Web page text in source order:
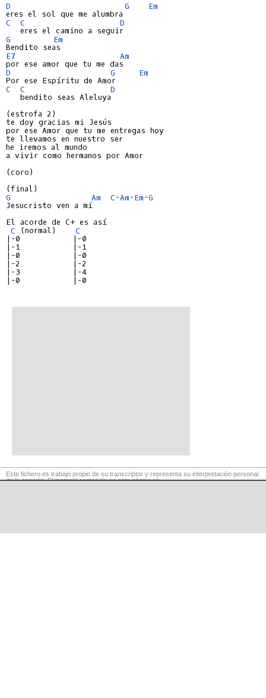
D
G
Em
C
C
D
G
Em
E7
Am
D
G
Em
C
C
D
   bendito seas Aleluya
(estrofa 2)
te doy gracias mi Jesús
por ese Amor que tu me entregas hoy
te llevamos en nuestro ser
he iremos al mundo
a vivir como hermanos por Amor
(coro)
G
Am C-Am-Em-G
Jesucristo ven a mí
El acorde de C+ es así
C (normal) C
|-0           |-0
|-1           |-1
|-0           |-0
|-2           |-2
|-3           |-4
|-0           |-0
Este fichero es trabajo propio de su transcriptor y representa su interpretación personal
de la canción. El material contenido en esta página es